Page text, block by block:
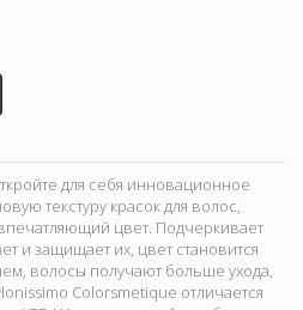
для себя инновационное
текстуру красок для волос,
цвет. Подчеркивает
и защищает их, цвет становится
волосы получают больше ухода,
Colorsmetique отличается